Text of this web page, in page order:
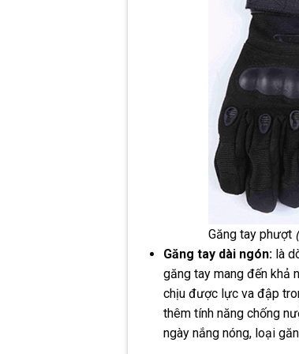
Găng tay phượt
Găng tay dài ngón:là
găng tay mang đến khả
chịu được lực va đập
thêm tính năng chống
ngày nắng nóng, loại